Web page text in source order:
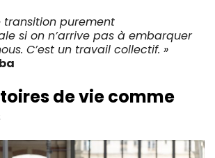
transition purement
si on n’arrive pas à embarquer
C’est un travail collectif. »
de vie comme